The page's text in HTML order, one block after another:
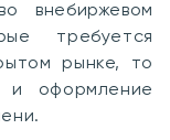
внебиржевом
требуется
рынке, то
и оформление